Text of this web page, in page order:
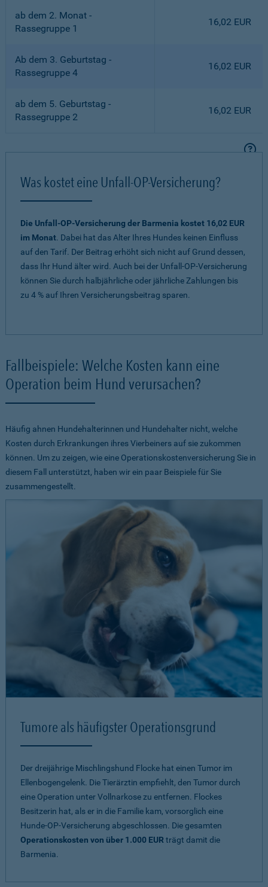
ab dem 2. Monat -
Rassegruppe 1
16,02 EUR
Ab dem 3. Geburtstag -
Rassegruppe 4
16,02 EUR
ab dem 5. Geburtstag -
Rassegruppe 2
16,02 EUR
Was kostet eine Unfall-OP-Versicherung?
Die Unfall-OP-Versicherung der Barmenia kostet 16,02 EUR
im Monat. Dabei hat das Alter Ihres Hundes keinen Einfluss
auf den Tarif. Der Beitrag erhöht sich nicht auf Grund dessen,
dass Ihr Hund älter wird. Auch bei der Unfall-OP-Versicherung
können Sie durch halbjährliche oder jährliche Zahlungen bis
zu 4 % auf Ihren Versicherungsbeitrag sparen.
Fallbeispiele: Welche Kosten kann eine
Operation beim Hund verursachen?
Häufig ahnen Hundehalterinnen und Hundehalter nicht, welche
Kosten durch Erkrankungen ihres Vierbeiners auf sie zukommen
können. Um zu zeigen, wie eine Operationskostenversicherung Sie in
diesem Fall unterstützt, haben wir ein paar Beispiele für Sie
zusammengestellt.
Tumore als häufigster Operationsgrund
Der dreijährige Mischlingshund Flocke hat einen Tumor im
Ellenbogengelenk. Die Tierärztin empfiehlt, den Tumor durch
eine Operation unter Vollnarkose zu entfernen. Flockes
Besitzerin hat, als er in die Familie kam, vorsorglich eine
Hunde-OP-Versicherung abgeschlossen. Die gesamten
Operationskosten von über 1.000 EUR trägt damit die
Barmenia.